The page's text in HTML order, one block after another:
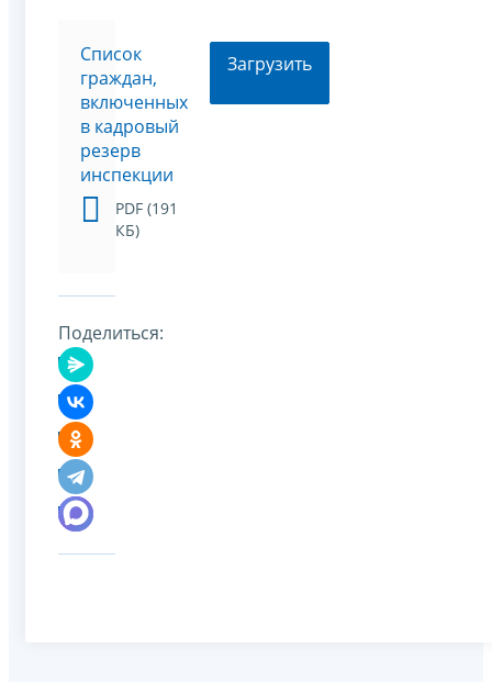
Список
граждан,
включенных
в кадровый
резерв
инспекции
PDF (191
КБ)
Загрузить
Поделиться: